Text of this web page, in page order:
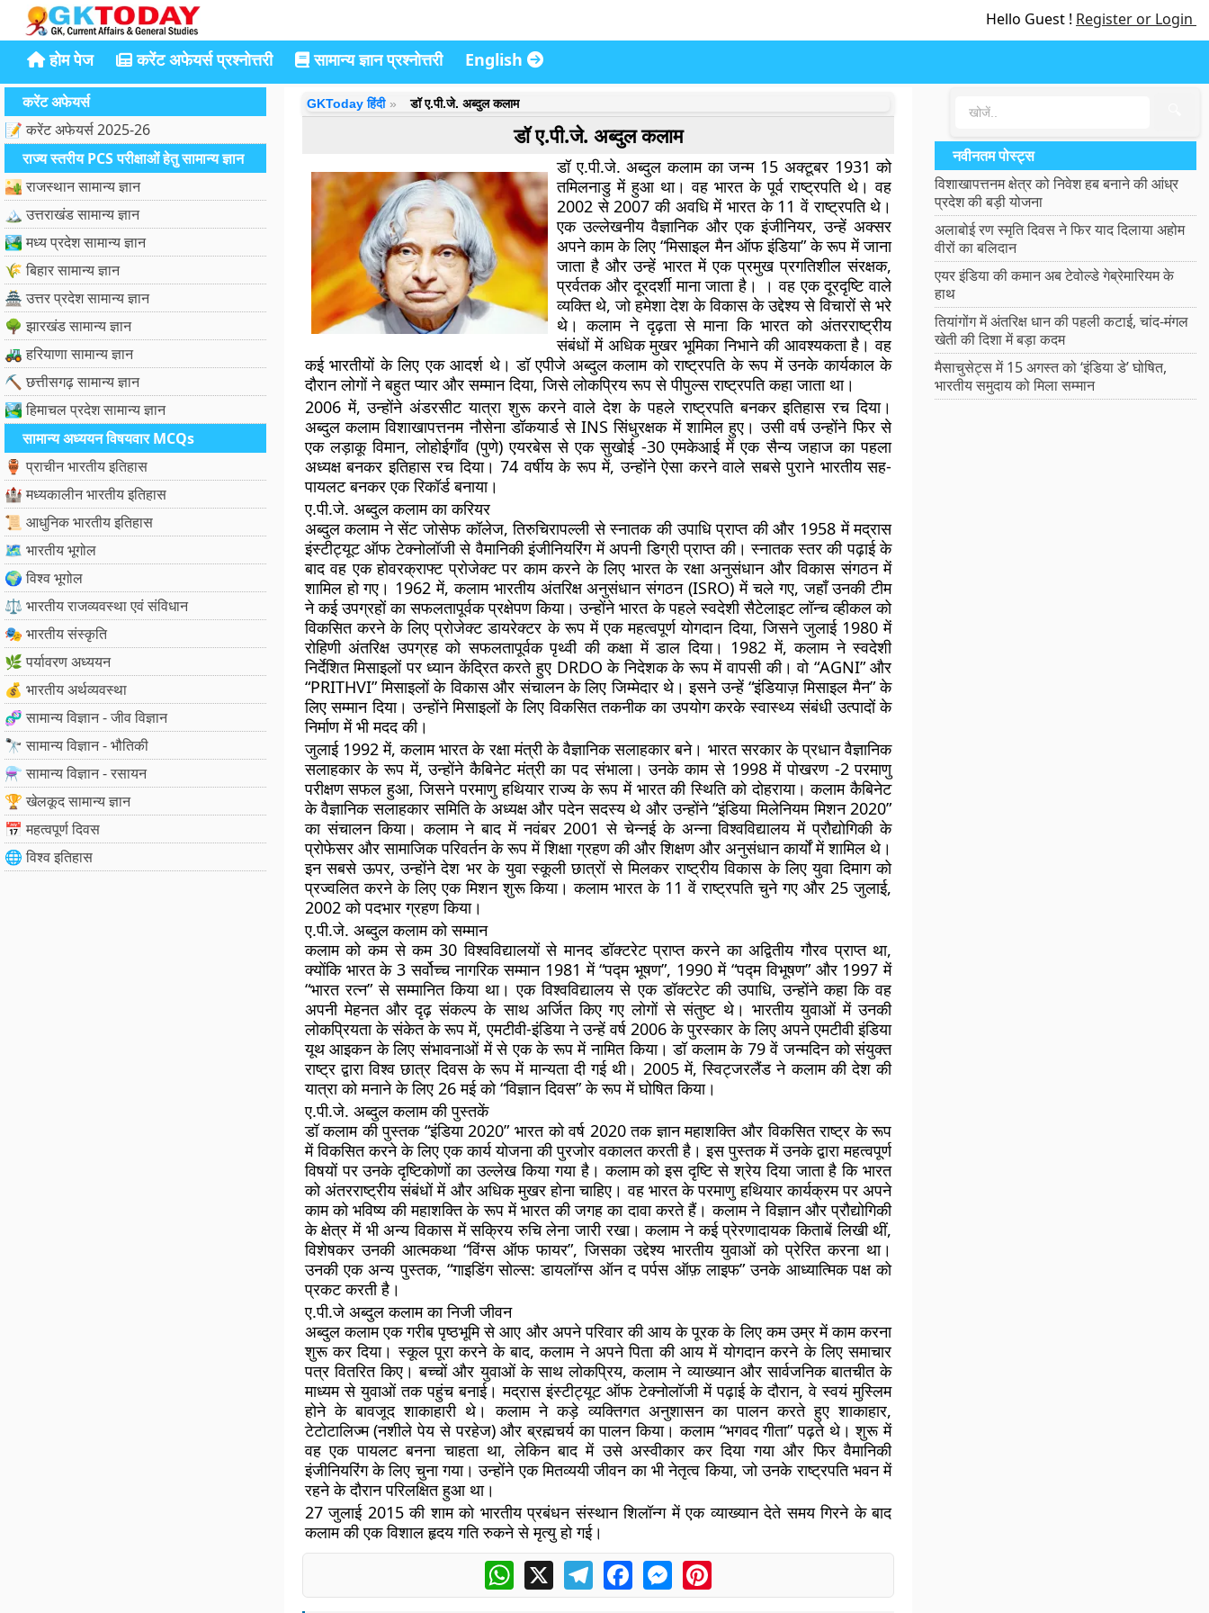
Hello Guest ! Register or Login
होम पेज करेंट अफेयर्स प्रश्नोत्तरी सामान्य ज्ञान प्रश्नोत्तरी English
करेंट अफेयर्स
📝 करेंट अफेयर्स 2025-26
राज्य स्तरीय PCS परीक्षाओं हेतु सामान्य ज्ञान
🏜️ राजस्थान सामान्य ज्ञान
🏔️ उत्तराखंड सामान्य ज्ञान
🏞️ मध्य प्रदेश सामान्य ज्ञान
🌾 बिहार सामान्य ज्ञान
🏯 उत्तर प्रदेश सामान्य ज्ञान
🌳 झारखंड सामान्य ज्ञान
🚜 हरियाणा सामान्य ज्ञान
⛏️ छत्तीसगढ़ सामान्य ज्ञान
🏞️ हिमाचल प्रदेश सामान्य ज्ञान
सामान्य अध्ययन विषयवार MCQs
🏺 प्राचीन भारतीय इतिहास
🏰 मध्यकालीन भारतीय इतिहास
📜 आधुनिक भारतीय इतिहास
🗺️ भारतीय भूगोल
🌍 विश्व भूगोल
⚖️ भारतीय राजव्यवस्था एवं संविधान
🎭 भारतीय संस्कृति
🌿 पर्यावरण अध्ययन
💰 भारतीय अर्थव्यवस्था
🧬 सामान्य विज्ञान - जीव विज्ञान
🔭 सामान्य विज्ञान - भौतिकी
⚗️ सामान्य विज्ञान - रसायन
🏆 खेलकूद सामान्य ज्ञान
📅 महत्वपूर्ण दिवस
🌐 विश्व इतिहास
GKToday हिंदी डॉ ए.पी.जे. अब्दुल कलाम
डॉ ए.पी.जे. अब्दुल कलाम
डॉ ए.पी.जे. अब्दुल कलाम का जन्म 15 अक्टूबर 1931 को
तमिलनाडु में हुआ था। वह भारत के पूर्व राष्ट्रपति थे। वह
2002 से 2007 की अवधि में भारत के 11 वें राष्ट्रपति थे।
एक उल्लेखनीय वैज्ञानिक और एक इंजीनियर, उन्हें अक्सर
अपने काम के लिए “मिसाइल मैन ऑफ इंडिया” के रूप में जाना
जाता है और उन्हें भारत में एक प्रमुख प्रगतिशील संरक्षक,
प्रर्वतक और दूरदर्शी माना जाता है। । वह एक दूरदृष्टि वाले
व्यक्ति थे, जो हमेशा देश के विकास के उद्देश्य से विचारों से भरे
थे। कलाम ने दृढ़ता से माना कि भारत को अंतरराष्ट्रीय
संबंधों में अधिक मुखर भूमिका निभाने की आवश्यकता है। वह
कई भारतीयों के लिए एक आदर्श थे। डॉ एपीजे अब्दुल कलाम को राष्ट्रपति के रूप में उनके कार्यकाल के
दौरान लोगों ने बहुत प्यार और सम्मान दिया, जिसे लोकप्रिय रूप से पीपुल्स राष्ट्रपति कहा जाता था।
2006 में, उन्होंने अंडरसीट यात्रा शुरू करने वाले देश के पहले राष्ट्रपति बनकर इतिहास रच दिया।
अब्दुल कलाम विशाखापत्तनम नौसेना डॉकयार्ड से INS सिंधुरक्षक में शामिल हुए। उसी वर्ष उन्होंने फिर से
एक लड़ाकू विमान, लोहोईगाँव (पुणे) एयरबेस से एक सुखोई -30 एमकेआई में एक सैन्य जहाज का पहला
अध्यक्ष बनकर इतिहास रच दिया। 74 वर्षीय के रूप में, उन्होंने ऐसा करने वाले सबसे पुराने भारतीय सह-
पायलट बनकर एक रिकॉर्ड बनाया।
ए.पी.जे. अब्दुल कलाम का करियर
अब्दुल कलाम ने सेंट जोसेफ कॉलेज, तिरुचिरापल्ली से स्नातक की उपाधि प्राप्त की और 1958 में मद्रास
इंस्टीट्यूट ऑफ टेक्नोलॉजी से वैमानिकी इंजीनियरिंग में अपनी डिग्री प्राप्त की। स्नातक स्तर की पढ़ाई के
बाद वह एक होवरक्राफ्ट प्रोजेक्ट पर काम करने के लिए भारत के रक्षा अनुसंधान और विकास संगठन में
शामिल हो गए। 1962 में, कलाम भारतीय अंतरिक्ष अनुसंधान संगठन (ISRO) में चले गए, जहाँ उनकी टीम
ने कई उपग्रहों का सफलतापूर्वक प्रक्षेपण किया। उन्होंने भारत के पहले स्वदेशी सैटेलाइट लॉन्च व्हीकल को
विकसित करने के लिए प्रोजेक्ट डायरेक्टर के रूप में एक महत्वपूर्ण योगदान दिया, जिसने जुलाई 1980 में
रोहिणी अंतरिक्ष उपग्रह को सफलतापूर्वक पृथ्वी की कक्षा में डाल दिया। 1982 में, कलाम ने स्वदेशी
निर्देशित मिसाइलों पर ध्यान केंद्रित करते हुए DRDO के निदेशक के रूप में वापसी की। वो “AGNI” और
“PRITHVI” मिसाइलों के विकास और संचालन के लिए जिम्मेदार थे। इसने उन्हें “इंडियाज़ मिसाइल मैन” के
लिए सम्मान दिया। उन्होंने मिसाइलों के लिए विकसित तकनीक का उपयोग करके स्वास्थ्य संबंधी उत्पादों के
निर्माण में भी मदद की।
जुलाई 1992 में, कलाम भारत के रक्षा मंत्री के वैज्ञानिक सलाहकार बने। भारत सरकार के प्रधान वैज्ञानिक
सलाहकार के रूप में, उन्होंने कैबिनेट मंत्री का पद संभाला। उनके काम से 1998 में पोखरण -2 परमाणु
परीक्षण सफल हुआ, जिसने परमाणु हथियार राज्य के रूप में भारत की स्थिति को दोहराया। कलाम कैबिनेट
के वैज्ञानिक सलाहकार समिति के अध्यक्ष और पदेन सदस्य थे और उन्होंने “इंडिया मिलेनियम मिशन 2020”
का संचालन किया। कलाम ने बाद में नवंबर 2001 से चेन्नई के अन्ना विश्वविद्यालय में प्रौद्योगिकी के
प्रोफेसर और सामाजिक परिवर्तन के रूप में शिक्षा ग्रहण की और शिक्षण और अनुसंधान कार्यों में शामिल थे।
इन सबसे ऊपर, उन्होंने देश भर के युवा स्कूली छात्रों से मिलकर राष्ट्रीय विकास के लिए युवा दिमाग को
प्रज्वलित करने के लिए एक मिशन शुरू किया। कलाम भारत के 11 वें राष्ट्रपति चुने गए और 25 जुलाई,
2002 को पदभार ग्रहण किया।
ए.पी.जे. अब्दुल कलाम को सम्मान
कलाम को कम से कम 30 विश्वविद्यालयों से मानद डॉक्टरेट प्राप्त करने का अद्वितीय गौरव प्राप्त था,
क्योंकि भारत के 3 सर्वोच्च नागरिक सम्मान 1981 में “पद्म भूषण”, 1990 में “पद्म विभूषण” और 1997 में
“भारत रत्न” से सम्मानित किया था। एक विश्वविद्यालय से एक डॉक्टरेट की उपाधि, उन्होंने कहा कि वह
अपनी मेहनत और दृढ़ संकल्प के साथ अर्जित किए गए लोगों से संतुष्ट थे। भारतीय युवाओं में उनकी
लोकप्रियता के संकेत के रूप में, एमटीवी-इंडिया ने उन्हें वर्ष 2006 के पुरस्कार के लिए अपने एमटीवी इंडिया
यूथ आइकन के लिए संभावनाओं में से एक के रूप में नामित किया। डॉ कलाम के 79 वें जन्मदिन को संयुक्त
राष्ट्र द्वारा विश्व छात्र दिवस के रूप में मान्यता दी गई थी। 2005 में, स्विट्जरलैंड ने कलाम की देश की
यात्रा को मनाने के लिए 26 मई को “विज्ञान दिवस” ​​के रूप में घोषित किया।
ए.पी.जे. अब्दुल कलाम की पुस्तकें
डॉ कलाम की पुस्तक “इंडिया 2020” भारत को वर्ष 2020 तक ज्ञान महाशक्ति और विकसित राष्ट्र के रूप
में विकसित करने के लिए एक कार्य योजना की पुरजोर वकालत करती है। इस पुस्तक में उनके द्वारा महत्वपूर्ण
विषयों पर उनके दृष्टिकोणों का उल्लेख किया गया है। कलाम को इस दृष्टि से श्रेय दिया जाता है कि भारत
को अंतरराष्ट्रीय संबंधों में और अधिक मुखर होना चाहिए। वह भारत के परमाणु हथियार कार्यक्रम पर अपने
काम को भविष्य की महाशक्ति के रूप में भारत की जगह का दावा करते हैं। कलाम ने विज्ञान और प्रौद्योगिकी
के क्षेत्र में भी अन्य विकास में सक्रिय रुचि लेना जारी रखा। कलाम ने कई प्रेरणादायक किताबें लिखी थीं,
विशेषकर उनकी आत्मकथा “विंग्स ऑफ फायर”, जिसका उद्देश्य भारतीय युवाओं को प्रेरित करना था।
उनकी एक अन्य पुस्तक, “गाइडिंग सोल्स: डायलॉग्स ऑन द पर्पस ऑफ़ लाइफ” उनके आध्यात्मिक पक्ष को
प्रकट करती है।
ए.पी.जे अब्दुल कलाम का निजी जीवन
अब्दुल कलाम एक गरीब पृष्ठभूमि से आए और अपने परिवार की आय के पूरक के लिए कम उम्र में काम करना
शुरू कर दिया। स्कूल पूरा करने के बाद, कलाम ने अपने पिता की आय में योगदान करने के लिए समाचार
पत्र वितरित किए। बच्चों और युवाओं के साथ लोकप्रिय, कलाम ने व्याख्यान और सार्वजनिक बातचीत के
माध्यम से युवाओं तक पहुंच बनाई। मद्रास इंस्टीट्यूट ऑफ टेक्नोलॉजी में पढ़ाई के दौरान, वे स्वयं मुस्लिम
होने के बावजूद शाकाहारी थे। कलाम ने कड़े व्यक्तिगत अनुशासन का पालन करते हुए शाकाहार,
टेटोटालिज्म (नशीले पेय से परहेज) और ब्रह्मचर्य का पालन किया। कलाम “भगवद गीता” पढ़ते थे। शुरू में
वह एक पायलट बनना चाहता था, लेकिन बाद में उसे अस्वीकार कर दिया गया और फिर वैमानिकी
इंजीनियरिंग के लिए चुना गया। उन्होंने एक मितव्ययी जीवन का भी नेतृत्व किया, जो उनके राष्ट्रपति भवन में
रहने के दौरान परिलक्षित हुआ था।
27 जुलाई 2015 की शाम को भारतीय प्रबंधन संस्थान शिलॉन्ग में एक व्याख्यान देते समय गिरने के बाद
कलाम की एक विशाल हृदय गति रुकने से मृत्यु हो गई।
WhatsApp
X TelegramFacebookMessengerPinterest
नवीनतम पोस्ट्स
विशाखापत्तनम क्षेत्र को निवेश हब बनाने की आंध्र
प्रदेश की बड़ी योजना
अलाबोई रण स्मृति दिवस ने फिर याद दिलाया अहोम
वीरों का बलिदान
एयर इंडिया की कमान अब टेवोल्डे गेब्रेमारियम के
हाथ
तियांगोंग में अंतरिक्ष धान की पहली कटाई, चांद-मंगल
खेती की दिशा में बड़ा कदम
मैसाचुसेट्स में 15 अगस्त को ‘इंडिया डे’ घोषित,
भारतीय समुदाय को मिला सम्मान